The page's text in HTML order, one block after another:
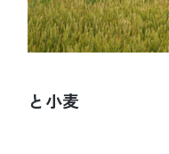
ひ
と小麦